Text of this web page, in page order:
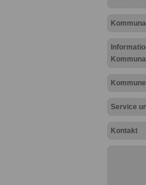
Service
Kontakt